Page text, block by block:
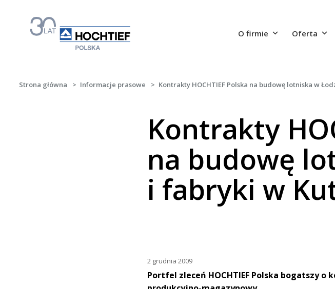
O firmie Oferta
Strona główna > Informacje prasowe > Kontrakty HOCHTIEF Polska na budowę lotniska w
Kontrakty
na budowę
i fabryki w
2 grudnia 2009
Portfel zleceń HOCHTIEF Polska bogatszy